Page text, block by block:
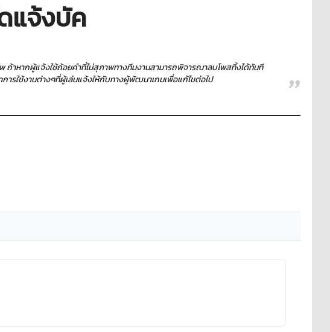
แจ้งบัค
าหากผู้แจ้งใช้ถ้อยคำที่ไม่สุภาพทางทีมงานสามารถพิจารณาลบโพสทิ้งได้ทันที
ารใช้งานต่างๆที่ผู้เล่นแจ้งให้กับทางผู้พัฒนาเกมเพื่อแก้ไขต่อไป